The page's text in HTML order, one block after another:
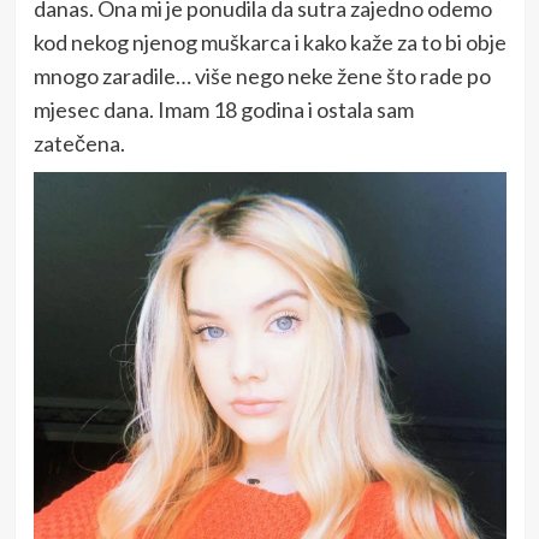
danas. Ona mi je ponudila da sutra zajedno odemo
kod nekog njenog muškarca i kako kaže za to bi obje
mnogo zaradile… više nego neke žene što rade po
mjesec dana. Imam 18 godina i ostala sam
zatečena.